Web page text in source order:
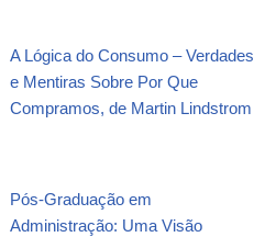
A Lógica do Consumo – Verdades
e Mentiras Sobre Por Que
Compramos, de Martin Lindstrom
Pós-Graduação em
Administração: Uma Visão